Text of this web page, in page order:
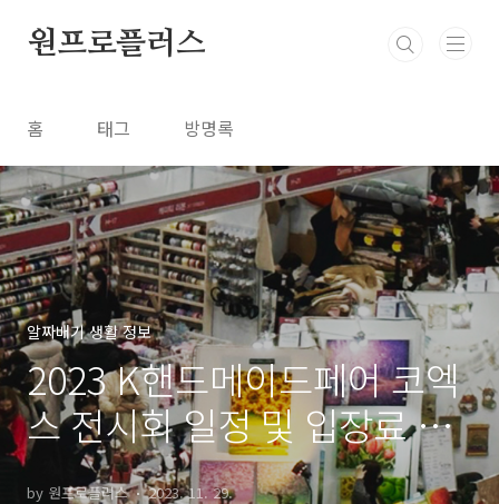
원프로플러스
홈 태그 방명록
알짜배기 생활 정보
2023 K핸드메이드페어 코엑
스 전시회 일정 및 입장료 할
인팁
by 원프로플러스 2023. 11. 29.